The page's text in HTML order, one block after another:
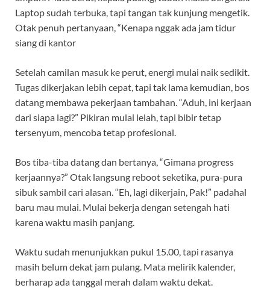
Laptop sudah terbuka, tapi tangan tak kunjung mengetik.
Otak penuh pertanyaan, “Kenapa nggak ada jam tidur
siang di kantor
Setelah camilan masuk ke perut, energi mulai naik sedikit.
Tugas dikerjakan lebih cepat, tapi tak lama kemudian, bos
datang membawa pekerjaan tambahan. “Aduh, ini kerjaan
dari siapa lagi?” Pikiran mulai lelah, tapi bibir tetap
tersenyum, mencoba tetap profesional.
Bos tiba-tiba datang dan bertanya, “Gimana progress
kerjaannya?” Otak langsung reboot seketika, pura-pura
sibuk sambil cari alasan. “Eh, lagi dikerjain, Pak!” padahal
baru mau mulai. Mulai bekerja dengan setengah hati
karena waktu masih panjang.
Waktu sudah menunjukkan pukul 15.00, tapi rasanya
masih belum dekat jam pulang. Mata melirik kalender,
berharap ada tanggal merah dalam waktu dekat.